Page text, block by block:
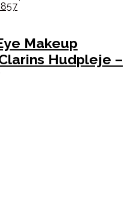
Makeup
Hudpleje –